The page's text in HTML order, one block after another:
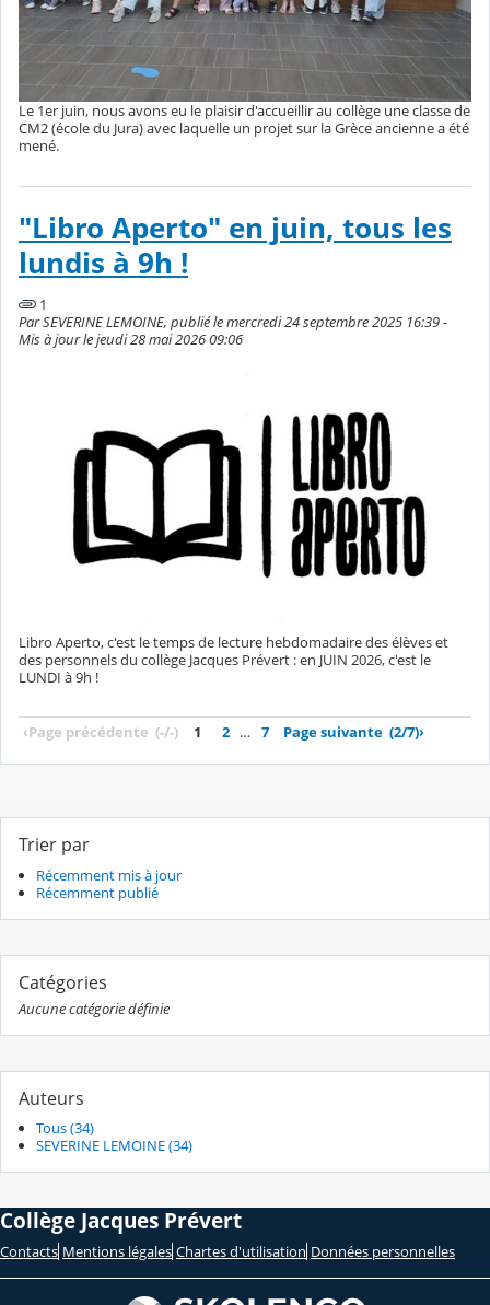
Le 1er juin, nous avons eu le plaisir d'accueillir au collège une classe de
CM2 (école du Jura) avec laquelle un projet sur la Grèce ancienne a été
mené.
"Libro Aperto" en juin, tous les
lundis à 9h !
1
Par SEVERINE LEMOINE, publié le mercredi 24 septembre 2025 16:39 -
Mis à jour le jeudi 28 mai 2026 09:06
Libro Aperto, c'est le temps de lecture hebdomadaire des élèves et
des personnels du collège Jacques Prévert : en JUIN 2026, c'est le
LUNDI à 9h !
‹Page précédente (-/-) 1 2 … 7 Page suivante (2/7)›
Trier par
Récemment mis à jour
Récemment publié
Catégories
Aucune catégorie définie
Auteurs
Tous (34)
SEVERINE LEMOINE (34)
Collège Jacques Prévert
Contacts Mentions légales Chartes d'utilisation Données personnelles